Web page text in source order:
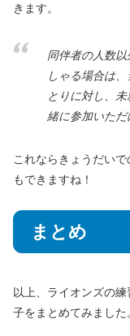
きます。
同伴者の人数
しゃる場合は
とりに対し、
緒に参加いただ
これならきょうだい
もできますね！
まとめ
以上、ライオンズの
子をまとめてみました